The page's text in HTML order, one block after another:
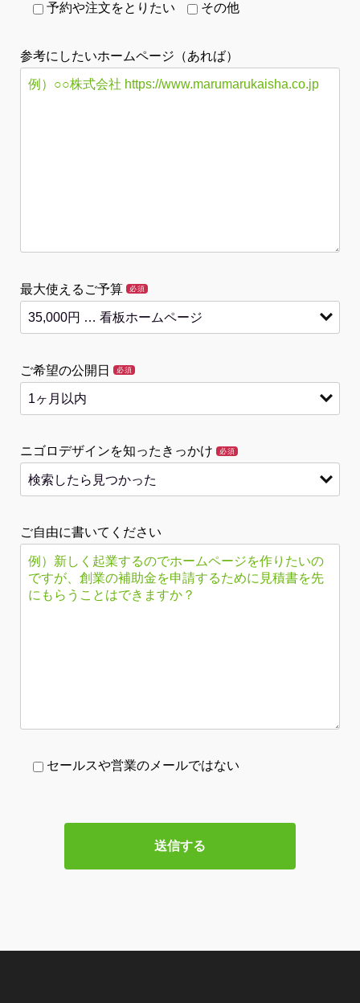
予約や注文をとりたい
その他
参考にしたいホームページ（あれば）
最大使えるご予算 必須
ご希望の公開日 必須
ニゴロデザインを知ったきっかけ 必須
ご自由に書いてください
セールスや営業のメールではない